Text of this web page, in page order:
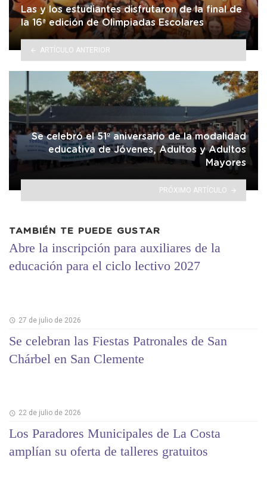
Las y los estudiantes disfrutaron de la final de
la 16ª edición de Olimpiadas Escolares
ARTÍCULO ANTERIOR
Se celebró el 51º aniversario de la modalidad
educativa de Jóvenes, Adultos y Adultos
Mayores
PRÓXIMO ARTÍCULO
TAMBIÉN TE PUEDE GUSTAR
Abre la inscripción para auxiliares de la
educación para el ciclo lectivo 2027
27 de julio de 2026
Se celebran las Fiestas Patronales de San
Chárbel en San Clemente
22 de julio de 2026
Los Paradores Municipales de La Costa
amplían su oferta de talleres gratuitos